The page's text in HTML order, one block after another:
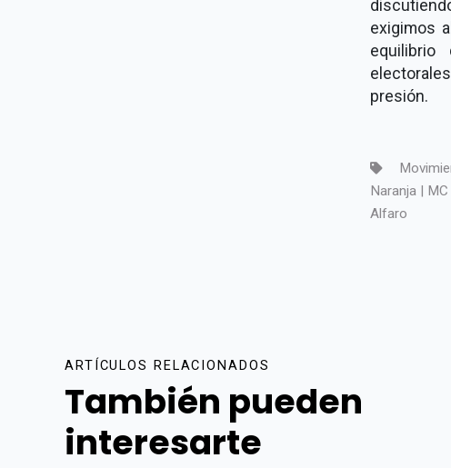
exigimos
presión.
Naranja |
Alfaro
ARTÍCULOS RELACIONADOS
También pueden
interesarte